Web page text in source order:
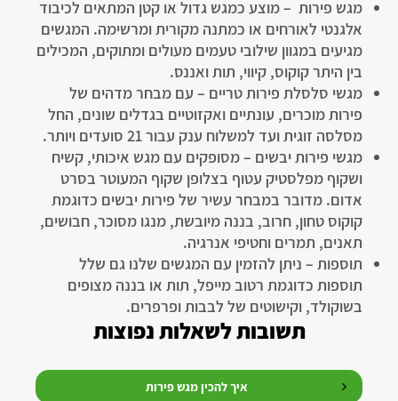
מגש פירות – מוצע כמגש גדול או קטן המתאים לכיבוד
אלגנטי לאורחים או כמתנה מקורית ומרשימה. המגשים
מגיעים במגוון שילובי טעמים מעולים ומתוקים, המכילים
בין היתר קוקוס, קיווי, תות ואננס.
מגשי סלסלת פירות טריים – עם מבחר מדהים של
פירות מוכרים, עונתיים ואקזוטיים בגדלים שונים, החל
מסלסה זוגית ועד למשלוח ענק עבור 21 סועדים ויותר.
מגשי פירות יבשים – מסופקים עם מגש איכותי, קשיח
ושקוף מפלסטיק עטוף בצלופן שקוף המעוטר בסרט
אדום. מדובר במבחר עשיר של פירות יבשים כדוגמת
קוקוס טחון, חרוב, בננה מיובשת, מנגו מסוכר, חבושים,
תאנים, תמרים וחטיפי אנרגיה.
תוספות – ניתן להזמין עם המגשים שלנו גם שלל
תוספות כדוגמת רטוב מייפל, תות או בננה מצופים
בשוקולד, וקישוטים של לבבות ופרפרים.
תשובות לשאלות נפוצות
איך להכין מגש פירות